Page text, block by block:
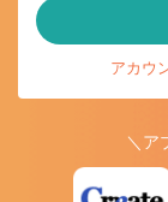
アカウ
＼ア